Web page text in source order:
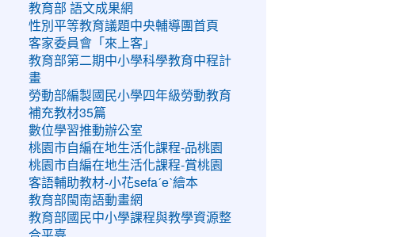
教育部 語文成果網
性別平等教育議題中央輔導團首頁
客家委員會「來上客」
教育部第二期中小學科學教育中程計
畫
勞動部編製國民小學四年級勞動教育
補充教材35篇
數位學習推動辦公室
桃園市自編在地生活化課程-品桃園
桃園市自編在地生活化課程-賞桃園
客語輔助教材-小花sefaˊeˋ繪本
教育部閩南語動畫網
教育部國民中小學課程與教學資源整